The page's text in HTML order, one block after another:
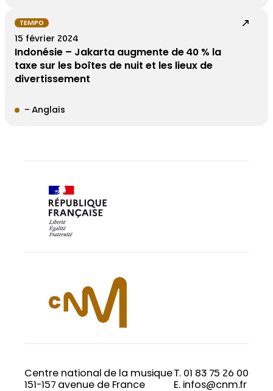
TEMPO
15 février 2024
Indonésie – Jakarta augmente de 40 % la
taxe sur les boîtes de nuit et les lieux de
divertissement
– Anglais
Centre national de la musique
151-157 avenue de France
T. 01 83 75 26 00
E. infos@cnm.fr